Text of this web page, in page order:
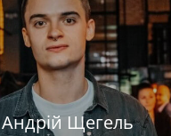
Андрій Щегель